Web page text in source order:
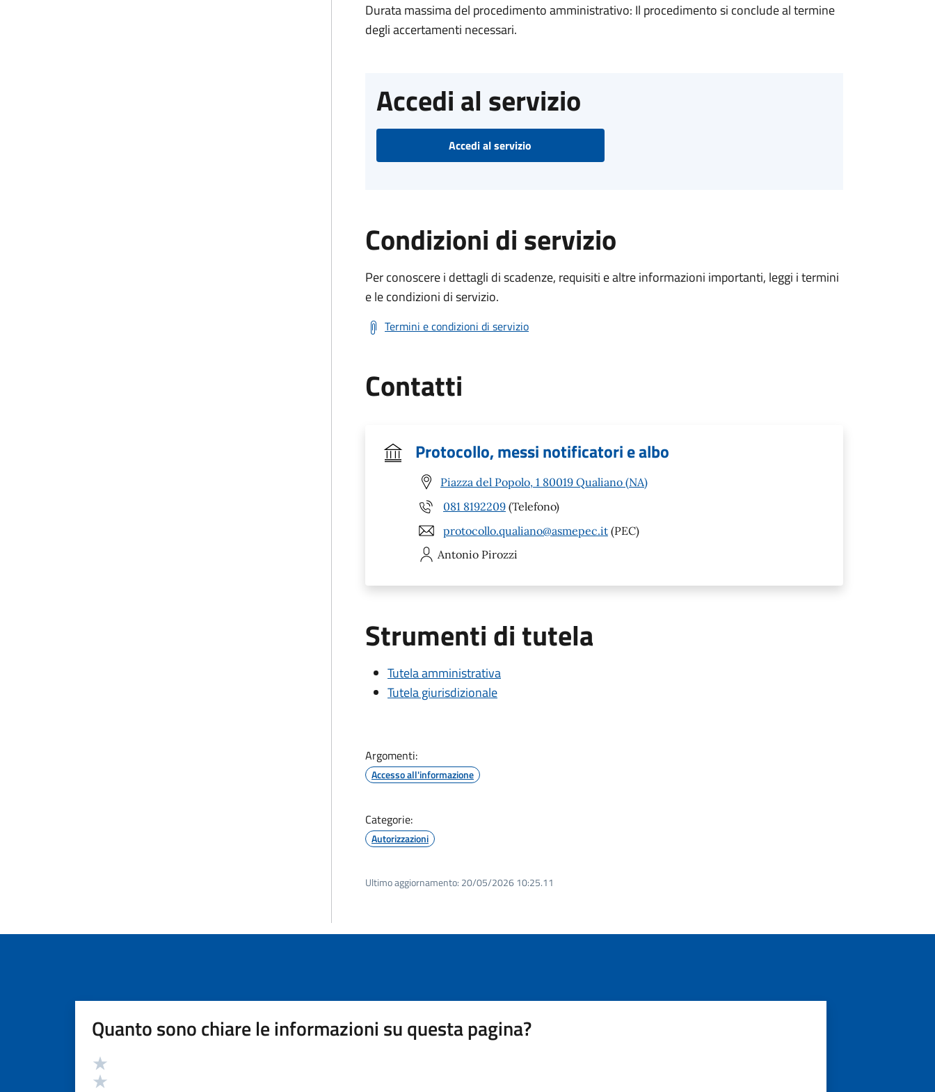
Durata massima del procedimento amministrativo: Il procedimento si conclude al termine
degli accertamenti necessari.
Accedi al servizio
Accedi al servizio
Condizioni di servizio
Per conoscere i dettagli di scadenze, requisiti e altre informazioni importanti, leggi i termini
e le condizioni di servizio.
Termini e condizioni di servizio
Contatti
Protocollo, messi notificatori e albo
Piazza del Popolo, 1 80019 Qualiano (NA)
081 8192209 (Telefono)
protocollo.qualiano@asmepec.it (PEC)
Antonio Pirozzi
Strumenti di tutela
Tutela amministrativa
Tutela giurisdizionale
Argomenti:
Accesso all'informazione
Categorie:
Autorizzazioni
Ultimo aggiornamento: 20/05/2026 10:25.11
Quanto sono chiare le informazioni su questa pagina?
Valutazione